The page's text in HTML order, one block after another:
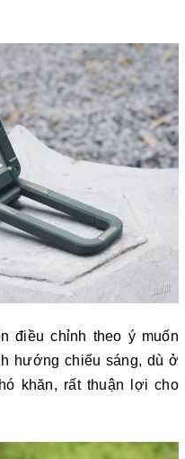
điều chỉnh theo ý muốn
hướng chiếu sáng, dù ở
khăn, rất thuận lợi cho